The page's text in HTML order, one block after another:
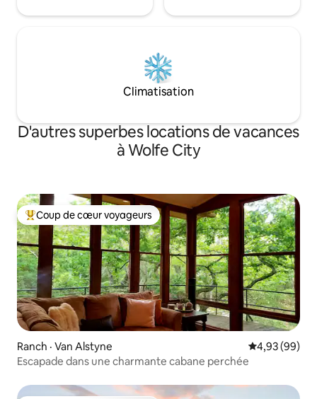
Climatisation
D'autres superbes locations de vacances
à Wolfe City
Coup de cœur voyageurs parmi les plus aimés
Coup de cœur voyageurs
Ranch · Van Alstyne Note
4,93 (99)
Escapade dans une charmante cabane perchée